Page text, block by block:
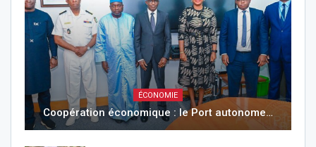
ÉCONOMIE
Coopération économique : le Port autonome…